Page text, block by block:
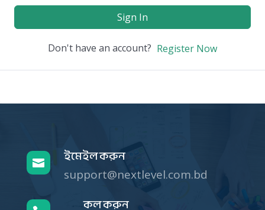
Sign In
Don't have an account? Register Now
 ইমেইল করুন
support@nextlevel.com.bd
কল করুন